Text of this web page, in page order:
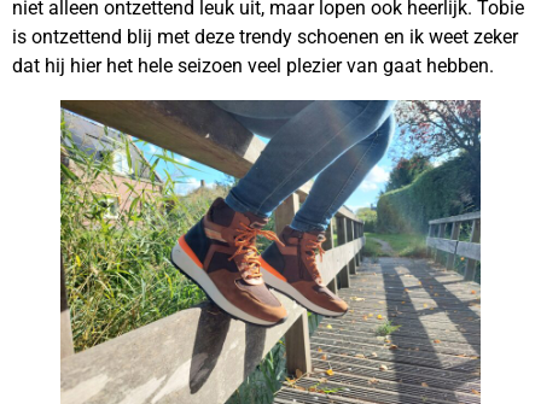
niet alleen ontzettend leuk uit, maar lopen ook heerlijk. Tobie
is ontzettend blij met deze trendy schoenen en ik weet zeker
dat hij hier het hele seizoen veel plezier van gaat hebben.